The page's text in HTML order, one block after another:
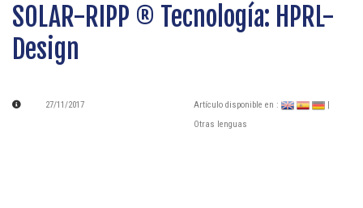
SOLAR-RIPP ® Tecnología: HPRL-
Design
27/11/2017 Artículo disponible en :
Otras lenguas